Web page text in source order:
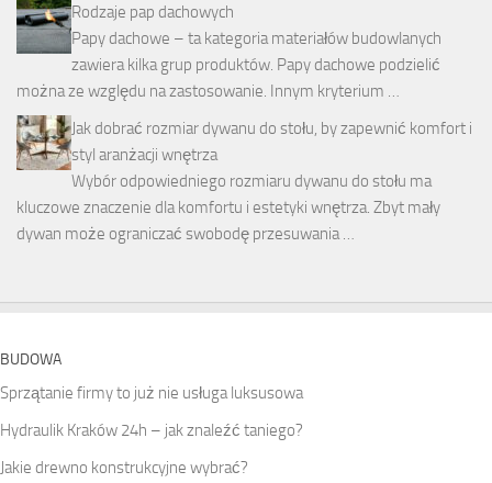
Rodzaje pap dachowych
Papy dachowe – ta kategoria materiałów budowlanych
zawiera kilka grup produktów. Papy dachowe podzielić
można ze względu na zastosowanie. Innym kryterium …
Jak dobrać rozmiar dywanu do stołu, by zapewnić komfort i
styl aranżacji wnętrza
Wybór odpowiedniego rozmiaru dywanu do stołu ma
kluczowe znaczenie dla komfortu i estetyki wnętrza. Zbyt mały
dywan może ograniczać swobodę przesuwania …
BUDOWA
Sprzątanie firmy to już nie usługa luksusowa
Hydraulik Kraków 24h – jak znaleźć taniego?
Jakie drewno konstrukcyjne wybrać?